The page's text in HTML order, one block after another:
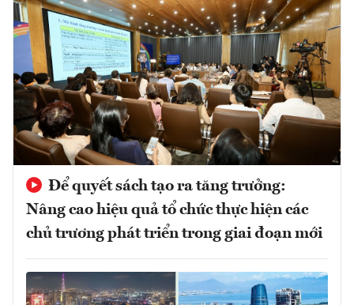
Để quyết sách tạo ra tăng trưởng:
Nâng cao hiệu quả tổ chức thực hiện các
chủ trương phát triển trong giai đoạn mới